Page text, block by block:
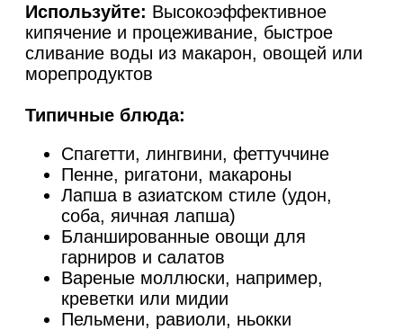
Используйте: Высокоэффективное
кипячение и процеживание, быстрое
сливание воды из макарон, овощей или
морепродуктов
Типичные блюда:
Спагетти, лингвини, феттуччине
Пенне, ригатони, макароны
Лапша в азиатском стиле (удон,
соба, яичная лапша)
Бланшированные овощи для
гарниров и салатов
Вареные моллюски, например,
креветки или мидии
Пельмени, равиоли, ньокки